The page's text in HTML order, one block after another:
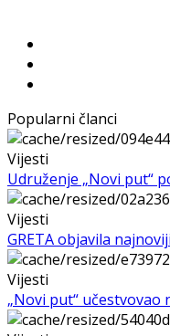
Popularni članci
Vijesti
Udruženje „Novi put“
Vijesti
GRETA objavila
Vijesti
„Novi put“ učestvovao